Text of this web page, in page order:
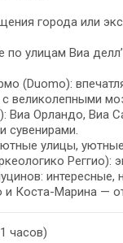
города или
по улицам Виа
(Duomo):
великолепными
Виа Орландо, Виа
сувенирами.
улицы,
Реггио):
интересные,
Коста-Марина —
часов)